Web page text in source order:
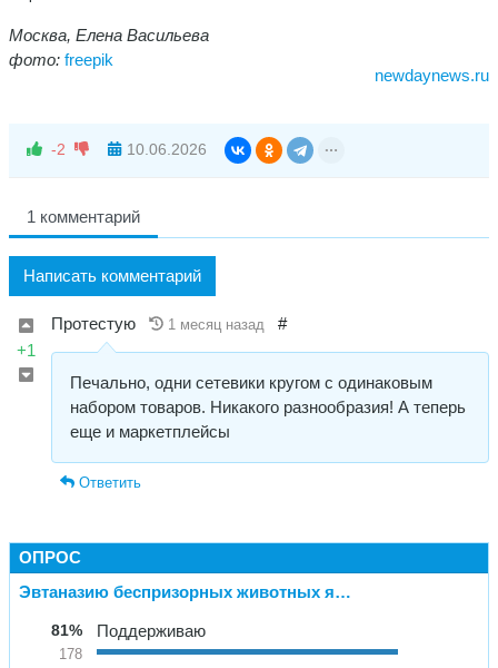
Москва, Елена Васильева
фото: freepik
newdaynews.ru
-2 10.06.2026
1 комментарий
Написать комментарий
+1
Протестую 1 месяц назад #
Печально, одни сетевики кругом с одинаковым
набором товаров. Никакого разнообразия! А теперь
еще и маркетплейсы
Ответить
ОПРОС
Эвтаназию беспризорных животных я…
81%
178
Поддерживаю